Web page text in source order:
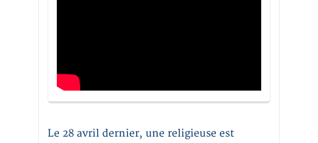
Le 28 avril dernier, une religieuse est